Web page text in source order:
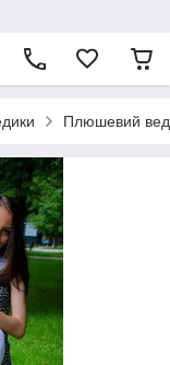
Плюшевий